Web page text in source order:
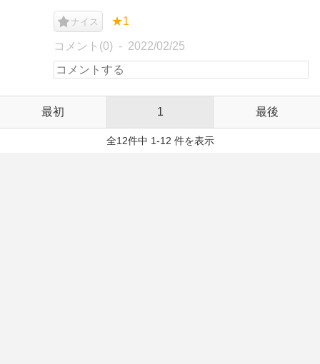
ナイス ★1
コメント(0) 2022/02/25
最初 1 最後
全12件中 1-12 件を表示